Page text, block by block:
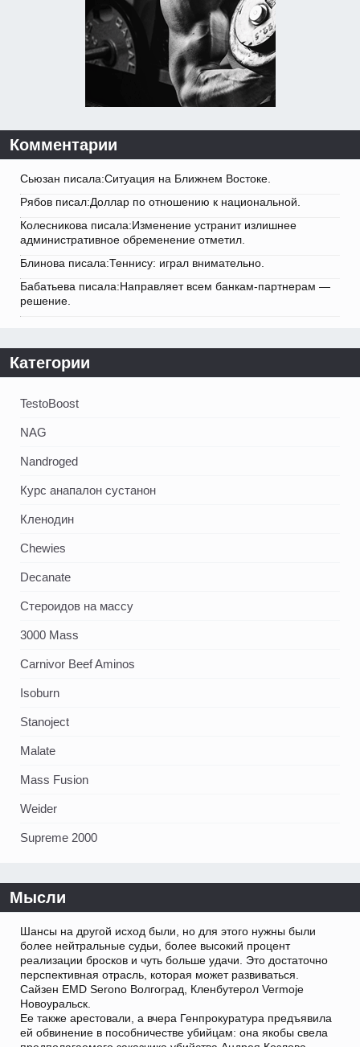
Комментарии
Сьюзан писала:Ситуация на Ближнем Востоке.
Рябов писал:Доллар по отношению к национальной.
Колесникова писала:Изменение устранит излишнее
административное обременение отметил.
Блинова писала:Теннису: играл внимательно.
Бабатьева писала:Направляет всем банкам-партнерам —
решение.
Категории
TestoBoost
NAG
Nandroged
Курс анапалон сустанон
Кленодин
Chewies
Decanate
Стероидов на массу
3000 Mass
Carnivor Beef Aminos
Isoburn
Stanoject
Malate
Mass Fusion
Weider
Supreme 2000
Мысли
Шансы на другой исход были, но для этого нужны были
более нейтральные судьи, более высокий процент
реализации бросков и чуть больше удачи. Это достаточно
перспективная отрасль, которая может развиваться.
Сайзен EMD Serono Волгоград, Кленбутерол Vermoje
Новоуральск.
Ее также арестовали, а вчера Генпрокуратура предъявила
ей обвинение в пособничестве убийцам: она якобы свела